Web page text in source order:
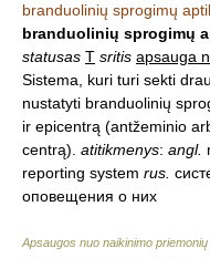
branduolinių sprogimų
branduolinių sprogimų
statusas T sritis apsauga
Sistema, kuri turi sekti
nustatyti branduolinių
ir epicentrą (antžeminio
centrą). atitikmenys: angl.
reporting system rus.
оповещения о них
Apsaugos nuo naikinimo